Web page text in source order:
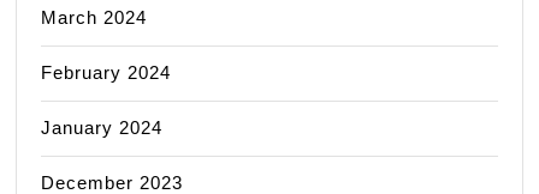
March 2024
February 2024
January 2024
December 2023